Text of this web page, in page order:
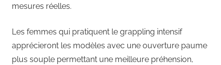
mesures réelles.
Les femmes qui pratiquent le grappling intensif
apprécieront les modèles avec une ouverture paume
plus souple permettant une meilleure préhension,